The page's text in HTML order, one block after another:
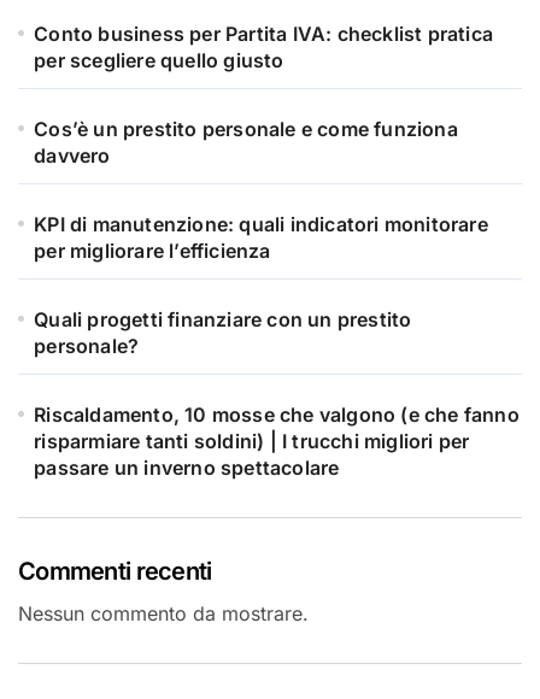
Conto business per Partita IVA: checklist pratica
per scegliere quello giusto
Cos’è un prestito personale e come funziona
davvero
KPI di manutenzione: quali indicatori monitorare
per migliorare l’efficienza
Quali progetti finanziare con un prestito
personale?
Riscaldamento, 10 mosse che valgono (e che fanno
risparmiare tanti soldini) | I trucchi migliori per
passare un inverno spettacolare
Commenti recenti
Nessun commento da mostrare.